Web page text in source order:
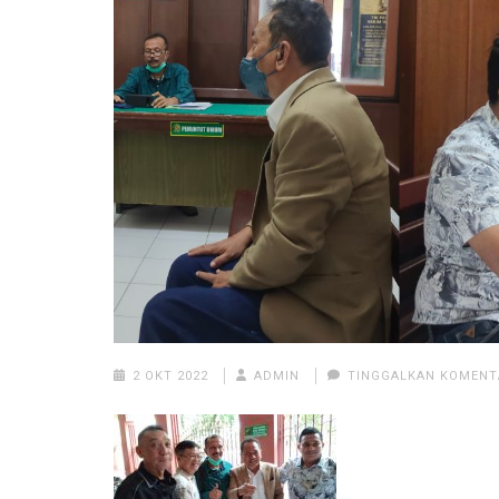
2 OKT 2022 ADMIN TINGGALKAN